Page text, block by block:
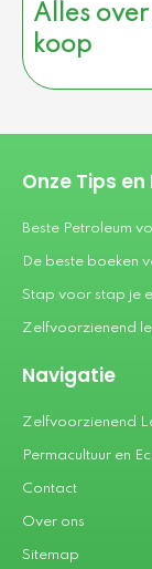
Alles
koop
Onze Tips
Beste Petroleum
De beste boeken
Stap voor stap je
Zelfvoorzienend
Navigatie
Zelfvoorzienend
Permacultuur en
Contact
Over ons
Sitemap